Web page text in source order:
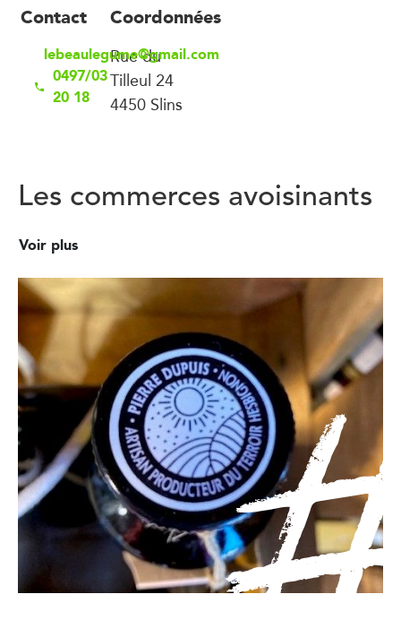
Contact
lebeaulegume@gmail.com
0497/03
20 18
Coordonnées
Rue du
Tilleul 24
4450 Slins
Les commerces avoisinants
Voir plus